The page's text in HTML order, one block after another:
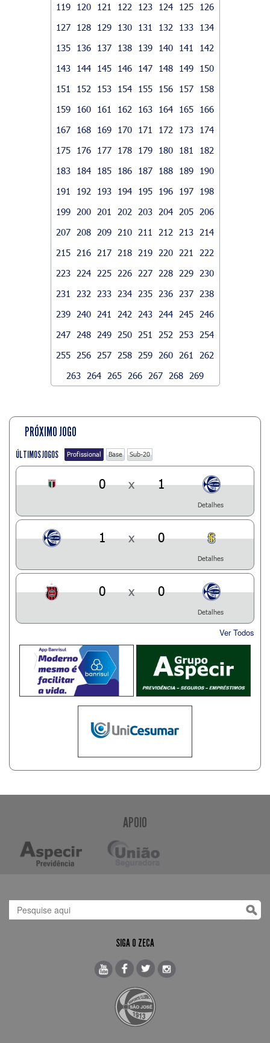
119
120 121 122 123 124 125
126
127
128 129 130 131 132 133
134
135
136 137 138 139 140 141
142
143
144 145 146 147 148 149
150
151
152 153 154 155 156 157
158
159
160 161 162 163 164 165
166
167
168 169 170 171 172 173
174
175
176 177 178 179 180 181
182
183
184 185 186 187 188 189
190
191
192 193 194 195 196 197
198
199
200 201 202 203 204 205
206
207
208 209 210 211 212 213
214
215
216 217 218 219 220 221
222
223
224 225 226 227 228 229
230
231
232 233 234 235 236 237
238
239
240 241 242 243 244 245
246
247
248 249 250 251 252 253
254
255
256 257 258 259 260 261
262
263
264 265 266 267 268 269
PRÓXIMO JOGO
ÚLTIMOS JOGOS Profissional Base Sub-20
0 x 1
Detalhes
1 x 0
Detalhes
0 x 0
Detalhes
Ver Todos
APOIO
SIGA O ZECA